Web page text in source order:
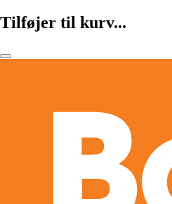
Tilføjer til kurv...